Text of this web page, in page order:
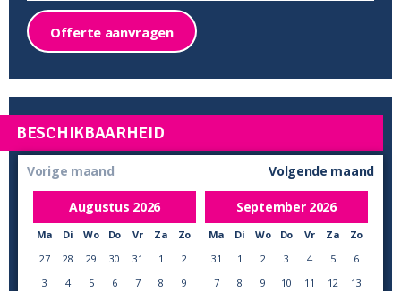
Offerte aanvragen
BESCHIKBAARHEID
Vorige maand
Augustus 2026
Ma Di Wo Do Vr Za
Zo
27
28 29 30 31 1
2
3
4 5 6 7 8
9
Volgende maand
September 2026
Ma Di Wo Do Vr Za
Zo
31
1 2 3 4 5
6
7
8 9 10 11 12
13